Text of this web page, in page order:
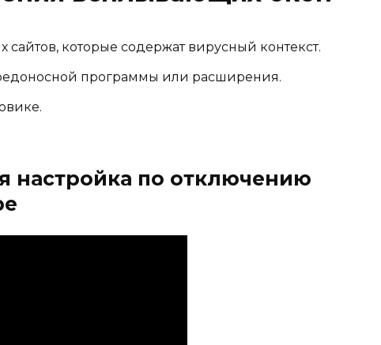
которые содержат вирусный контекст.
программы или расширения.
настройка по отключению